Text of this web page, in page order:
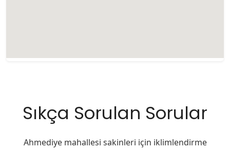
Sıkça Sorulan Sorular
Ahmediye mahallesi sakinleri için iklimlendirme